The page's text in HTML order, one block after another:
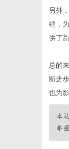
另外
端，
供了
总的
断进
也为